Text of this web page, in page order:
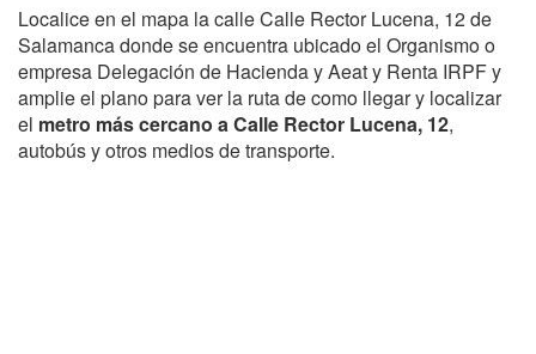
Localice en el mapa la calle Calle Rector Lucena, 12 de
Salamanca donde se encuentra ubicado el Organismo o
empresa Delegación de Hacienda y Aeat y Renta IRPF y
amplie el plano para ver la ruta de como llegar y localizar
el metro más cercano a Calle Rector Lucena, 12,
autobús y otros medios de transporte.